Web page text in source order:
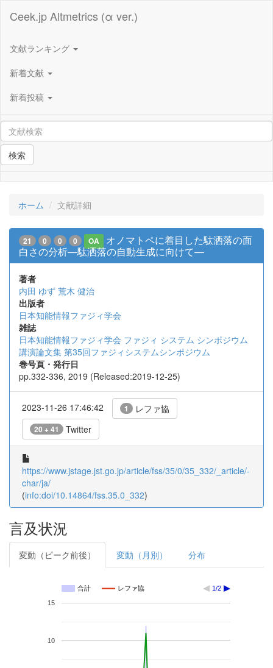
Ceek.jp Altmetrics (α ver.)
文献ランキング
新着文献
新着投稿
検索
ホーム 文献詳細
21 0 0 0 OA
オノマトペに着目した駄洒落の面
白さの分析―駄洒落の自動生成に向けて―
著者
内田 ゆず 荒木 健治
出版者
日本知能情報ファジィ学会
雑誌
日本知能情報ファジィ学会 ファジィ システム シンポジウム
講演論文集 第35回ファジィシステムシンポジウム
巻号頁・発行日
pp.332-336, 2019 (Released:2019-12-25)
2023-11-26 17:46:42 1 レファ協
20 + 41 Twitter
https://www.jstage.jst.go.jp/article/fss/35/0/35_332/_article/-
char/ja/
(info:doi/10.14864/fss.35.0_332)
言及状況
変動（ピーク前後） 変動（月別） 分布
合計 レファ協 1/2
10
15